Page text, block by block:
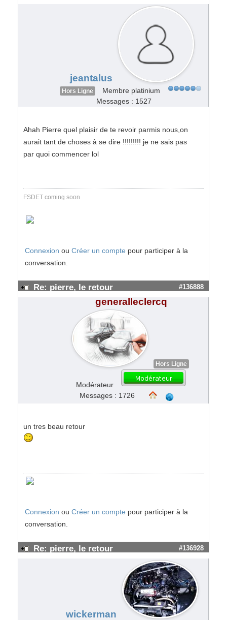
jeantalus
Hors Ligne
Membre platinium
Messages : 1527
Ahah Pierre quel plaisir de te revoir parmis nous,on
aurait tant de choses à se dire !!!!!!!!! je ne sais pas
par quoi commencer lol
FSDET coming soon
Connexion ou Créer un compte pour participer à la
conversation.
Re: pierre, le retour #136888
generalleclercq
Hors Ligne
Modérateur
Messages : 1726
un tres beau retour
Connexion ou Créer un compte pour participer à la
conversation.
Re: pierre, le retour #136928
wickerman